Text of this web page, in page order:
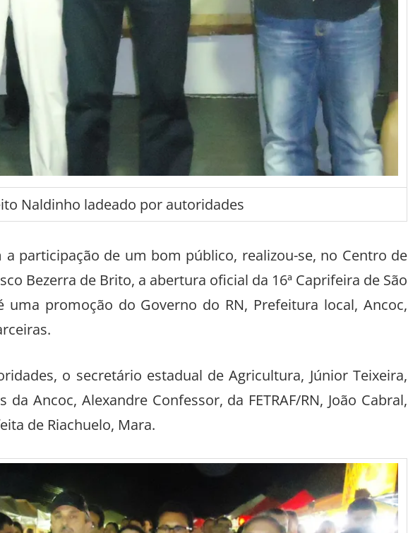
Naldinho ladeado por autoridades
a participação de um bom público, realizou-se, no Centro de
Bezerra de Brito, a abertura oficial da 16ª Caprifeira de São
uma promoção do Governo do RN, Prefeitura local, Ancoc,
o secretário estadual de Agricultura, Júnior Teixeira,
Ancoc, Alexandre Confessor, da FETRAF/RN, João Cabral,
de Riachuelo, Mara.